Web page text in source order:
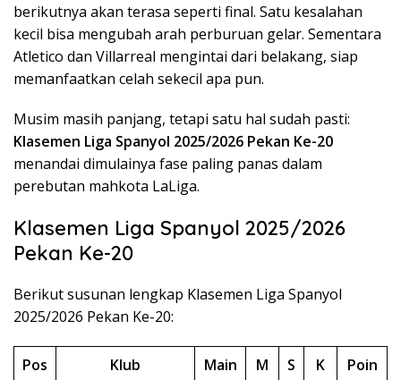
berikutnya akan terasa seperti final. Satu kesalahan
kecil bisa mengubah arah perburuan gelar. Sementara
Atletico dan Villarreal mengintai dari belakang, siap
memanfaatkan celah sekecil apa pun.
Musim masih panjang, tetapi satu hal sudah pasti:
Klasemen Liga Spanyol 2025/2026 Pekan Ke-20
menandai dimulainya fase paling panas dalam
perebutan mahkota LaLiga.
Klasemen Liga Spanyol 2025/2026
Pekan Ke-20
Berikut susunan lengkap Klasemen Liga Spanyol
2025/2026 Pekan Ke-20:
Pos Klub Main M S K
Poin